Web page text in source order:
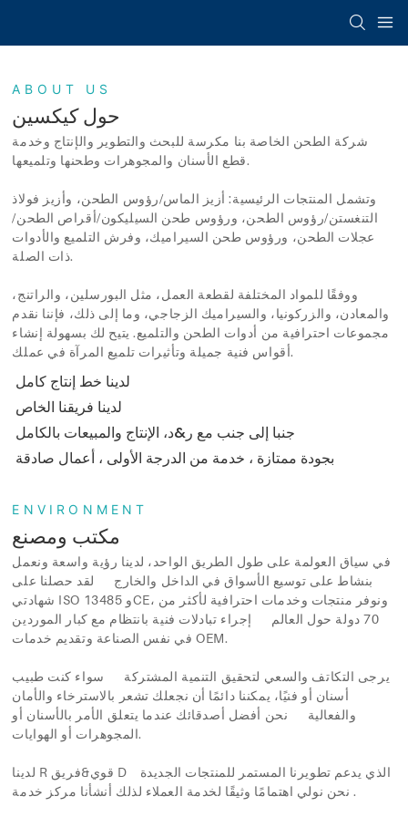
ABOUT US
حول كيكسين
شركة الطحن الخاصة بنا مكرسة للبحث والتطوير والإنتاج وخدمة
قطع الأسنان والمجوهرات وطحنها وتلميعها.
وتشمل المنتجات الرئيسية: أزيز الماس/رؤوس الطحن، وأزيز فولاذ
التنغستن/رؤوس الطحن، ورؤوس طحن السيليكون/أقراص الطحن/
عجلات الطحن، ورؤوس طحن السيراميك، وفرش التلميع والأدوات
ذات الصلة.
ووفقًا للمواد المختلفة لقطعة العمل، مثل البورسلين، والراتنج،
والمعادن، والزركونيا، والسيراميك الزجاجي، وما إلى ذلك، فإننا نقدم
مجموعات احترافية من أدوات الطحن والتلميع. يتيح لك بسهولة إنشاء
أقواس فنية جميلة وتأثيرات تلميع المرآة في عملك.
لدينا فريقنا الخاص
جنبا إلى جنب مع ر&د، الإنتاج والمبيعات بالكامل
بجودة ممتازة ، خدمة من الدرجة الأولى ، أعمال صادقة
ENVIRONMENT
مكتب ومصنع
في سياق العولمة على طول الطريق الواحد، لدينا رؤية واسعة ونعمل
بنشاط على توسيع الأسواق في الداخل والخارج لقد حصلنا على
شهادتي ISO 13485 وCE، ونوفر منتجات وخدمات احترافية لأكثر من
70 دولة حول العالم إجراء تبادلات فنية بانتظام مع كبار الموردين
في نفس الصناعة وتقديم خدمات OEM.
يرجى التكاتف والسعي لتحقيق التنمية المشتركة سواء كنت طبيب
أسنان أو فنيًا، يمكننا دائمًا أن نجعلك تشعر بالاسترخاء والأمان
والفعالية نحن أفضل أصدقائك عندما يتعلق الأمر بالأسنان أو
المجوهرات أو الهوايات.
لدينا R قوي&فريق D الذي يدعم تطويرنا المستمر للمنتجات الجديدة
نحن نولي اهتمامًا وثيقًا لخدمة العملاء لذلك أنشأنا مركز خدمة.